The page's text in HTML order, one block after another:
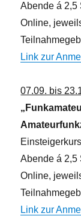
Abende á 2,5
Online,
Link zur
07.09. bis
Abende á 2,5
Online,
Link zur